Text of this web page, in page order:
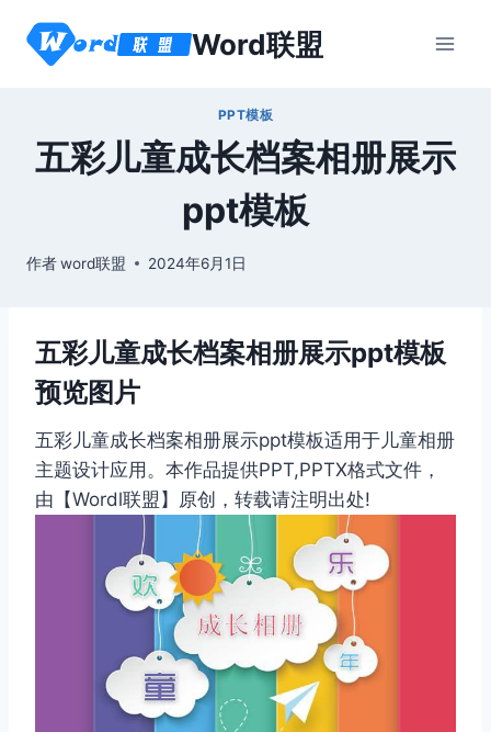
Word联盟
PPT模板
五彩儿童成长档案相册展示
ppt模板
作者word联盟 2024年6月1日
五彩儿童成长档案相册展示ppt模板
预览图片
五彩儿童成长档案相册展示ppt模板适用于儿童相册
主题设计应用。本作品提供PPT,PPTX格式文件，
由【Wordl联盟】原创，转载请注明出处!